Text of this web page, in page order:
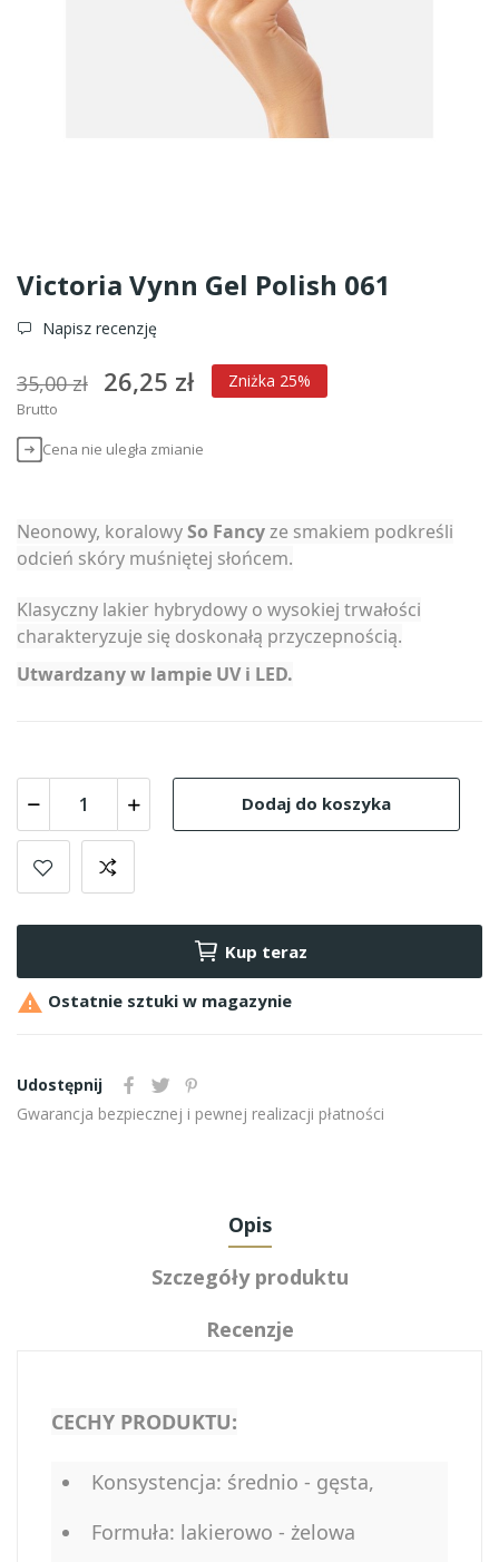
Victoria Vynn Gel Polish 061
Napisz recenzję
35,00 zł 26,25 zł Zniżka 25%
Brutto
Cena nie uległa zmianie
Neonowy, koralowySo Fancyze smakiem podkreśli
odcień skóry muśniętej słońcem.
Klasyczny lakier hybrydowy o wysokiej trwałości
charakteryzuje się doskonałą przyczepnością.
Utwardzany w lampie UV i LED.
Dodaj do koszyka
Kup teraz
 Ostatnie sztuki w magazynie
Udostępnij
Gwarancja bezpiecznej i pewnej realizacji płatności
Opis
Szczegóły produktu
Recenzje
CECHY PRODUKTU:
Konsystencja: średnio - gęsta,
Formuła: lakierowo - żelowa